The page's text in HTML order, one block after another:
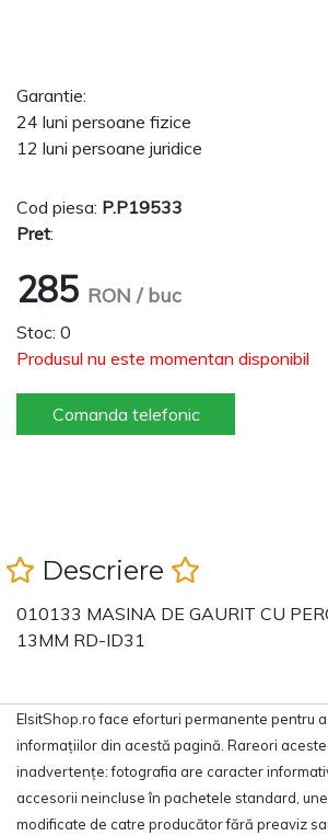
Garantie:
24 luni persoane fizice
12 luni persoane juridice
Cod piesa: P.P19533
Pret:
285 RON / buc
Stoc: 0
Produsul nu este momentan disponibil
Comanda telefonic
Descriere
010133 MASINA DE GAURIT CU
13MM RD-ID31
ElsitShop.ro face eforturi permanente pentru
informaţiilor din acestă pagină. Rareori
inadvertenţe: fotografia are caracter
accesorii neincluse în pachetele standard,
modificate de catre producător fără preaviz